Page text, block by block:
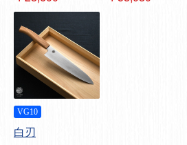
VG10
白刃